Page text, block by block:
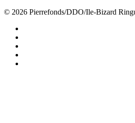
© 2026 Pierrefonds/DDO/Ile-Bizard